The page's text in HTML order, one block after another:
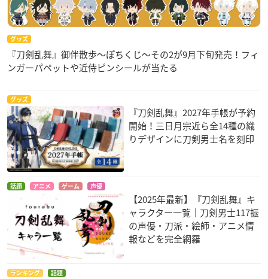
グッズ
『刀剣乱舞』御伴散歩～ぽちくじ～その2が9月下旬発売！フィ
ンガーパペットや近侍ピンシールが当たる
グッズ
『刀剣乱舞』2027年手帳が予約
開始！三日月宗近ら全14種の織
りデザインに刀剣男士名を刻印
話題 アニメ ゲーム 声優
【2025年最新】『刀剣乱舞』キ
ャラクター一覧｜刀剣男士117振
の声優・刀派・絵師・アニメ情
報などを完全網羅
ランキング 話題